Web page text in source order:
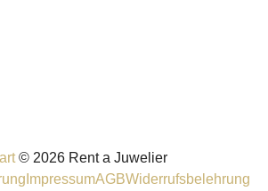
© 2026 Rent a Juwelier
ImpressumAGBWiderrufsbelehrung